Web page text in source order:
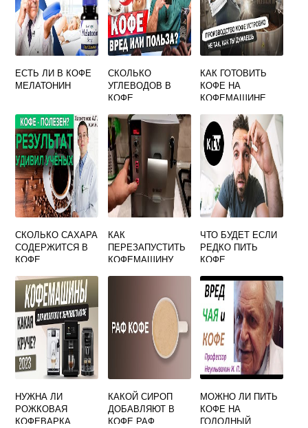
ЕСТЬ ЛИ В КОФЕ
МЕЛАТОНИН
СКОЛЬКО
УГЛЕВОДОВ В
КОФЕ
КАК ГОТОВИТЬ
КОФЕ НА
КОФЕМАШИНЕ
СКОЛЬКО САХАРА
СОДЕРЖИТСЯ В
КОФЕ
КАК
ПЕРЕЗАПУСТИТЬ
КОФЕМАШИНУ
ЧТО БУДЕТ ЕСЛИ
РЕДКО ПИТЬ
КОФЕ
НУЖНА ЛИ
РОЖКОВАЯ
КОФЕВАРКА
КАКОЙ СИРОП
ДОБАВЛЯЮТ В
КОФЕ РАФ
МОЖНО ЛИ ПИТЬ
КОФЕ НА
ГОЛОДНЫЙ